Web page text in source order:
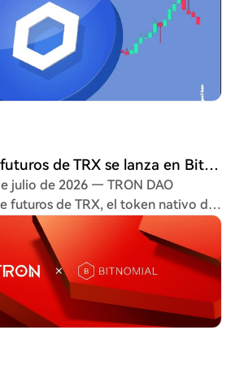
su token LINK cotiza
con una capitalización de
de USD. El análisis técnico
alcista, con soporte clave en
en 8,97 USD. Los
(55,06) sugieren un sentimiento
como Arbitrum, Avalanche y
recientes como el que provee
Stock Tokens de Robinhood. Los
a largo plazo son optimistas: se
un máximo de 17 USD en 2026,
los 52,95 USD para 2032, según
Aunque enfrenta volatilidad a
y adopción continua respaldan
a largo plazo en la industria
La cotización de futuros de TRX se lanza en Bitnomial, ampliando el acceso regulado a derivados de TRON en EE. UU.
julio de 2026 — TRON DAO
futuros de TRX, el token nativo de
una bolsa y cámara de
por la CFTC en EE.UU. Este
regulado ofrece a traders e
elegibles una nueva
su exposición al ecosistema
cotizados. La red TRON,
transacciones con stablecoins